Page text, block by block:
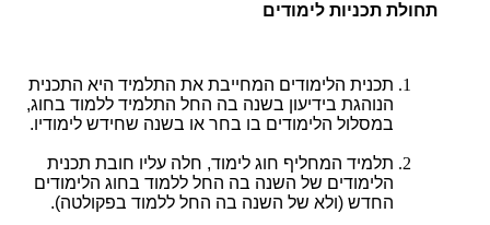
תחולת תכניות לימודים
תכנית הלימודים המחייבת את התלמיד היא התכנית
הנוהגת בידיעון בשנה בה החל התלמיד ללמוד בחוג,
במסלול הלימודים בו בחר או בשנה שחידש לימודיו.
תלמיד המחליף חוג לימוד, חלה עליו חובת תכנית
הלימודים של השנה בה החל ללמוד בחוג הלימודים
החדש (ולא של השנה בה החל ללמוד בפקולטה).